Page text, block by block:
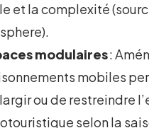
et la complexité
modulaires:
mobiles
ou de restreindre
selon la